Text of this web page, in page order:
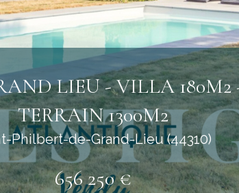
LIEU - VILLA
TERRAIN 1300M2
Philbert-de-Grand-Lieu (44310)
656 250 €